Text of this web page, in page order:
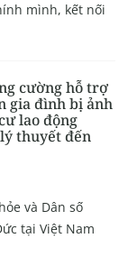
mình, kết nối
cường hỗ trợ
gia đình bị ảnh
lao động
thuyết đến
và Dân số
tại Việt Nam